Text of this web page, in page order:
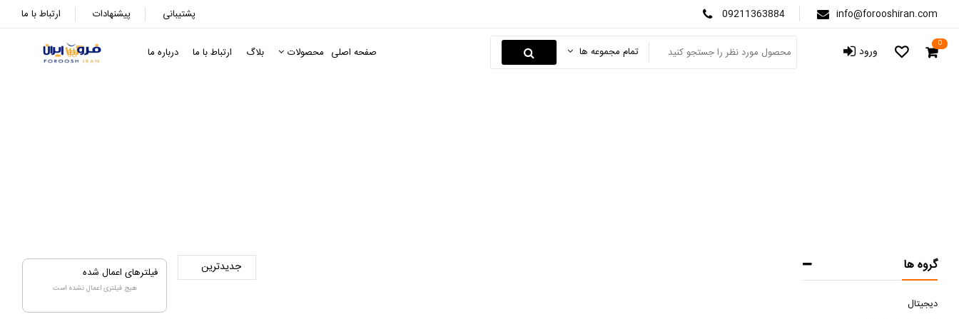
ارتباط با ما پیشنهادات پشتیبانی 09211363884 info@forooshiran.com
صفحه اصلی محصولات بلاگ ارتباط با ما درباره ما تمام مجموعه ها ورود 0
فیلترهای اعمال شده
هیچ فیلتری اعمال نشده است
گروه ها
دیجیتال